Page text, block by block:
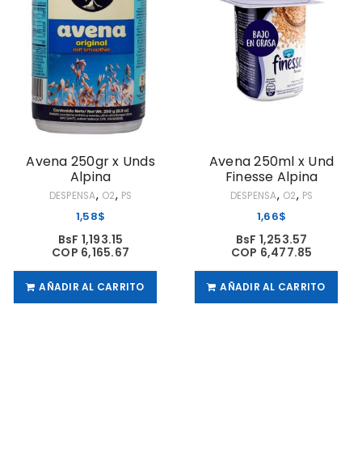
DESPENSA, O2, PS
Avena 250gr x Unds
Alpina
1,58$
BsF 1,193.15
COP 6,165.67
AÑADIR AL CARRITO
DESPENSA, O2, PS
Avena 250ml x Und
Finesse Alpina
1,66$
BsF 1,253.57
COP 6,477.85
AÑADIR AL CARRITO